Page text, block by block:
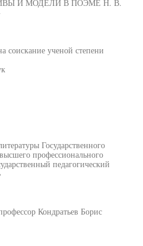
И МОДЕЛИ В ПОЭМЕ Н. В.
ученой степени
Государственного
профессионального
педагогический
Кондратьев Борис